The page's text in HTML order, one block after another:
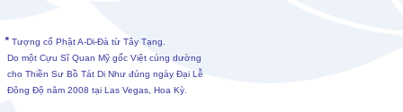
* Tượng cổ Phật A-Di-Đà từ Tây Tạng.
Do một Cựu Sĩ Quan Mỹ gốc Việt cúng dường
cho Thiền Sư Bồ Tát Di Như đúng ngày Đại Lễ
Đông Độ năm 2008 tại Las Vegas, Hoa Kỳ.